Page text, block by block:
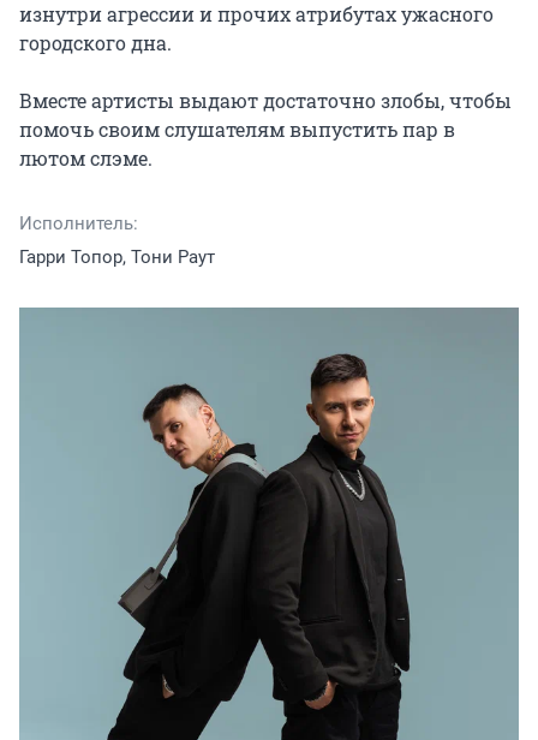
изнутри агрессии и прочих атрибутах ужасного
городского дна.
Вместе артисты выдают достаточно злобы, чтобы
помочь своим слушателям выпустить пар в
лютом слэме.
Исполнитель:
Гарри Топор, Тони Раут